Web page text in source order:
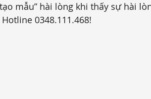
mẫu” hài lòng khi thấy sự hài
Hotline 0348.111.468!